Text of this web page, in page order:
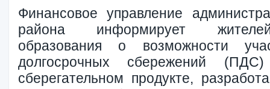
Финансовое управление
района информирует
образования о возможности
долгосрочных сбережений
сберегательном продукте,